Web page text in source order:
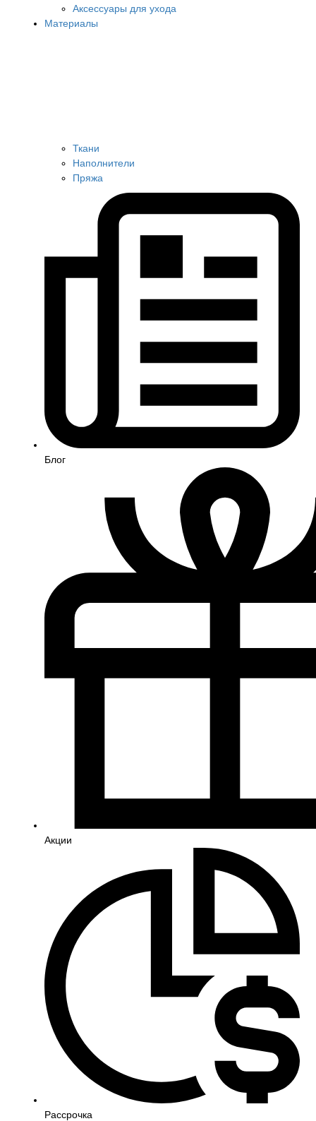
Аксессуары для ухода
Материалы
Ткани
Наполнители
Пряжа
Блог
Акции
Рассрочка